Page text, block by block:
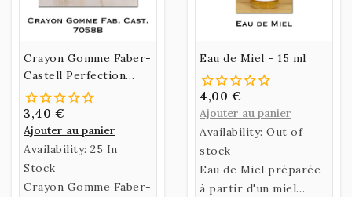
Crayon Gomme Faber-
Castell Perfection
7058B
3,40 €
Ajouter au panier
Availability: 25 In
Stock
Crayon Gomme Faber-
Eau de Miel - 15 ml
4,00 €
Ajouter au panier
Availability: Out of
stock
Eau de Miel préparée
à partir d'un miel